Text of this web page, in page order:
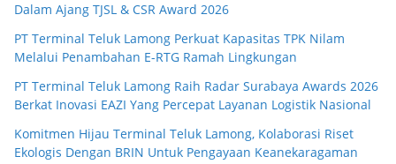
Dalam Ajang TJSL & CSR Award 2026
PT Terminal Teluk Lamong Perkuat Kapasitas TPK Nilam
Melalui Penambahan E-RTG Ramah Lingkungan
PT Terminal Teluk Lamong Raih Radar Surabaya Awards 2026
Berkat Inovasi EAZI Yang Percepat Layanan Logistik Nasional
Komitmen Hijau Terminal Teluk Lamong, Kolaborasi Riset
Ekologis Dengan BRIN Untuk Pengayaan Keanekaragaman